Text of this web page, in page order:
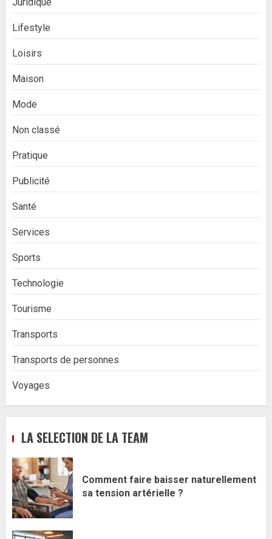
Juridique
Lifestyle
Loisirs
Maison
Mode
Non classé
Pratique
Publicité
Santé
Services
Sports
Technologie
Tourisme
Transports
Transports de personnes
Voyages
LA SELECTION DE LA TEAM
Comment faire baisser naturellement
sa tension artérielle ?